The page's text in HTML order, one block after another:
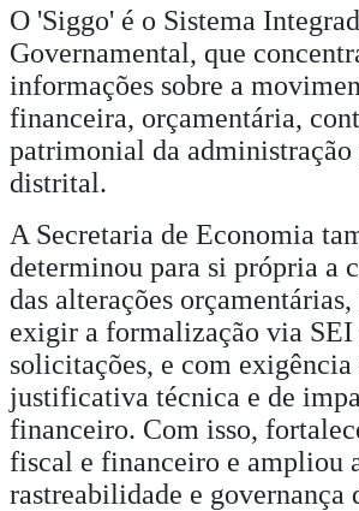
O 'Siggo' é o Sistema
Governamental, que
informações sobre a
financeira, orçamentária,
patrimonial da administração
distrital.
A Secretaria de Economia
determinou para si própria a
das alterações orçamentárias,
exigir a formalização via SEI
solicitações, e com exigência
justificativa técnica e de
financeiro. Com isso,
fiscal e financeiro e ampliou
rastreabilidade e governança